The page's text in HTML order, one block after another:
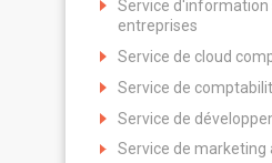
Service d'information
entreprises
Service de cloud
Service de
Service de
Service de marketing